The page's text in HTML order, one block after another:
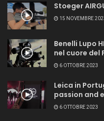
Stoeger
15 NOVEMBRE
Benelli Lupo
nel cuore del
6 OTTOBRE 2023
Leica in
passion and
6 OTTOBRE 2023